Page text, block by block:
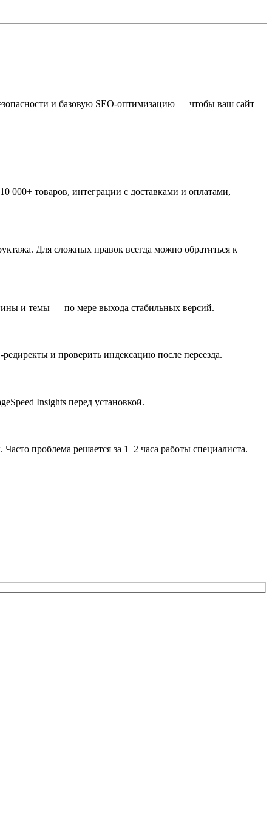
и базовую SEO-оптимизацию — чтобы ваш сайт
000+ товаров, интеграции с доставками и оплатами,
Для сложных правок всегда можно обратиться к
и темы — по мере выхода стабильных версий.
и проверить индексацию после переезда.
Insights перед установкой.
проблема решается за 1–2 часа работы специалиста.